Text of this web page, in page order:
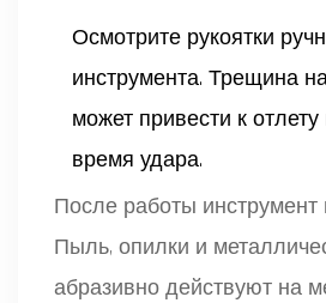
Осмотрите рукоятки
инструмента. Трещина
может привести к
время удара.
После работы инструмент
Пыль, опилки и
абразивно действуют на